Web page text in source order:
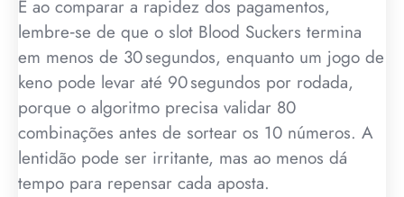
E ao comparar a rapidez dos pagamentos,
lembre‑se de que o slot Blood Suckers termina
em menos de 30 segundos, enquanto um jogo de
keno pode levar até 90 segundos por rodada,
porque o algoritmo precisa validar 80
combinações antes de sortear os 10 números. A
lentidão pode ser irritante, mas ao menos dá
tempo para repensar cada aposta.